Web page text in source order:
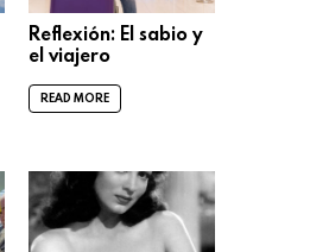
Reflexión: El sabio y
el viajero
READ MORE